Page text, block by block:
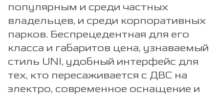
популярным и среди частных
владельцев, и среди корпоративных
парков. Беспрецедентная для его
класса и габаритов цена, узнаваемый
стиль UNI, удобный интерфейс для
тех, кто пересаживается с ДВС на
электро, современное оснащение и